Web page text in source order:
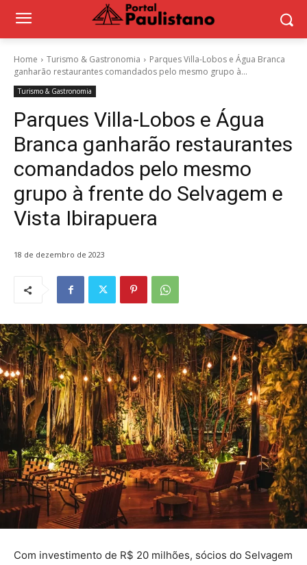
Home Turismo & Gastronomia
Parques Villa-Lobos e Água Branca
ganharão restaurantes comandados pelo mesmo grupo à...
Turismo & Gastronomia
Parques Villa-Lobos e Água
Branca ganharão restaurantes
comandados pelo mesmo
grupo à frente do Selvagem e
Vista Ibirapuera
18 de dezembro de 2023
Com investimento de R$ 20 milhões, sócios do Selvagem